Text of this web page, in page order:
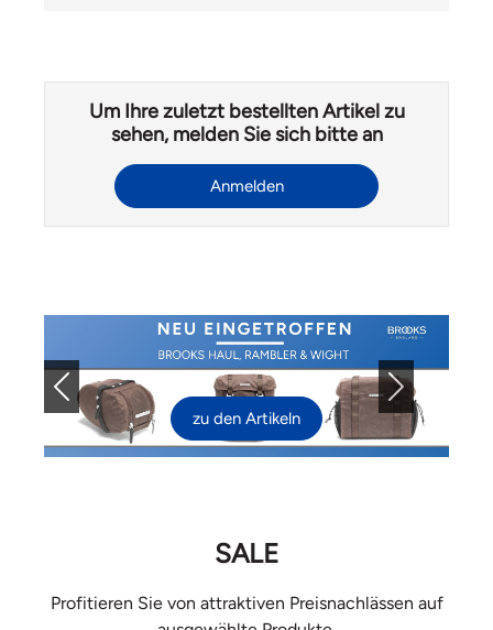
Um Ihre zuletzt bestellten Artikel zu
sehen, melden Sie sich bitte an
Anmelden
zu den Artikeln
Previous Next
SALE
Profitieren Sie von attraktiven Preisnachlässen auf